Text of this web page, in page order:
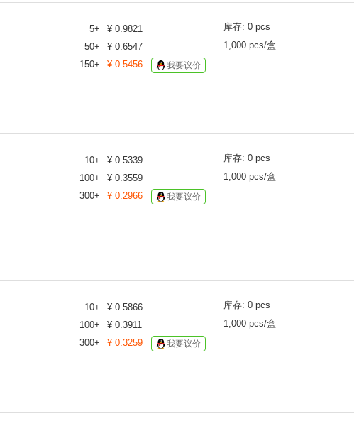
4.3Ω
5.6Ω
6.8Ω
15Ω
16Ω
17.4Ω
26.1Ω
33Ω
43.2Ω
5+ ¥ 0.9821
50+ ¥ 0.6547
150+ ¥ 0.5456 我要议价
库存: 0 pcs
1,000 pcs/盒
10+ ¥ 0.5339
100+ ¥ 0.3559
300+ ¥ 0.2966 我要议价
库存: 0 pcs
1,000 pcs/盒
10+ ¥ 0.5866
100+ ¥ 0.3911
300+ ¥ 0.3259 我要议价
库存: 0 pcs
1,000 pcs/盒